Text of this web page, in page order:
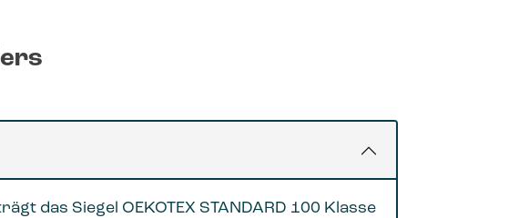
das Siegel OEKOTEX STANDARD 100 Klasse